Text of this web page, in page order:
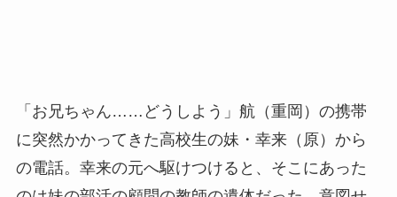
「お兄ちゃん……どうしよう」航（重岡）の携帯
に突然かかってきた高校生の妹・幸来（原）から
の電話。幸来の元へ駆けつけると、そこにあった